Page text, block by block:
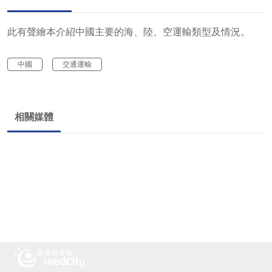
此有聲繪本介紹中國主要的海、陸、空運輸類型及情況。
中國 交通運輸
相關媒體